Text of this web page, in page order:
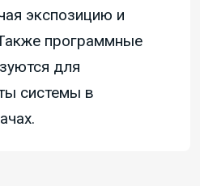
экспозицию и
программные
для
системы в